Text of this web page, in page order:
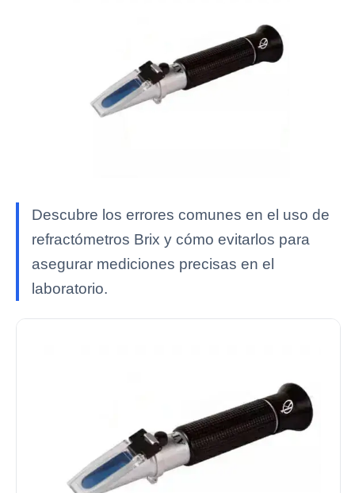
Descubre los errores comunes en el uso de
refractómetros Brix y cómo evitarlos para
asegurar mediciones precisas en el
laboratorio.